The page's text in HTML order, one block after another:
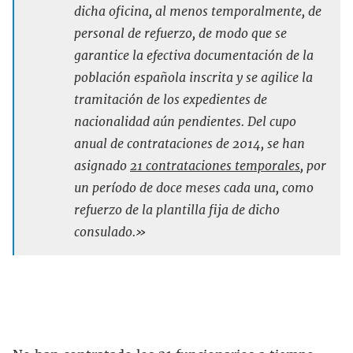
dicha oficina, al menos temporalmente, de
personal de refuerzo, de modo que se
garantice la efectiva documentación de la
población española inscrita y se agilice la
tramitación de los expedientes de
nacionalidad aún pendientes. Del cupo
anual de contrataciones de 2014, se han
asignado 21 contrataciones temporales, por
un período de doce meses cada una, como
refuerzo de la plantilla fija de dicho
consulado.»